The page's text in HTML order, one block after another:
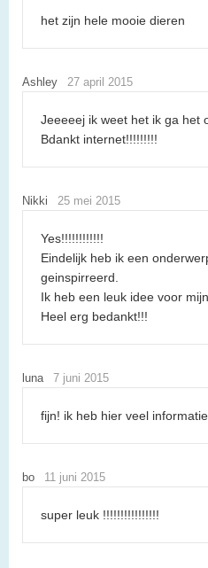
het zijn hele mooie dieren
Ashley 27 april 2015
Jeeeeej ik weet het ik ga het
Bdankt internet!!!!!!!!!
Nikki 25 mei 2015
Yes!!!!!!!!!!!!
Eindelijk heb ik een
geinspirreerd.
Ik heb een leuk idee voor
Heel erg bedankt!!!
luna 7 juni 2015
fijn! ik heb hier veel
bo 11 juni 2015
super leuk !!!!!!!!!!!!!!!!